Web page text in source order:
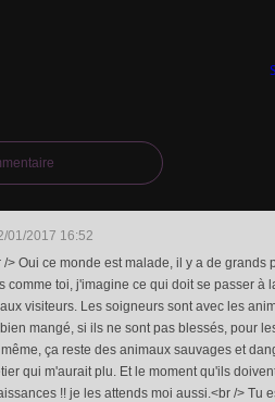
01/2017 16:52
> Oui ce monde est malade, il y a de grands
comme toi, j'imagine ce qui doit se passer à
visiteurs. Les soigneurs sont avec les
mangé, si ils ne sont pas blessés, pour
ça reste des animaux sauvages et
qui m'aurait plu. Et le moment qu'ils
!! je les attends moi aussi.<br /> Tu